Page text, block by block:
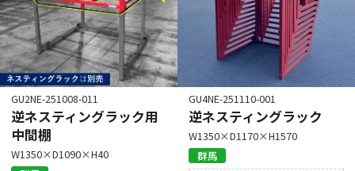
GU2NE-251008-011
逆ネスティングラック用
中間棚
W1350×D1090×H40
GU4NE-251110-001
逆ネスティングラック
W1350×D1170×H1570
群馬